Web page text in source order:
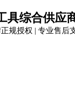
具综合供应
规授权 | 专业售后